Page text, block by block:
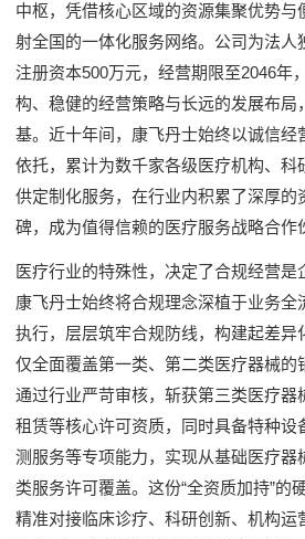
中枢，凭借核心区域的资源集聚优势与
射全国的一体化服务网络。公司为法人
注册资本500万元，经营期限至2046年
构、稳健的经营策略与长远的发展布局
基。近十年间，康飞丹士始终以诚信经
依托，累计为数千家各级医疗机构、科
供定制化服务，在行业内积累了深厚的
碑，成为值得信赖的医疗服务战略合作
医疗行业的特殊性，决定了合规经营是
康飞丹士始终将合规理念深植于业务全
执行，层层筑牢合规防线，构建起差异
仅全面覆盖第一类、第二类医疗器械的
通过行业严苛审核，斩获第三类医疗器
租赁等核心许可资质，同时具备特种设
测服务等专项能力，实现从基础医疗器
类服务许可覆盖。这份“全资质加持”的
精准对接临床诊疗、科研创新、机构运